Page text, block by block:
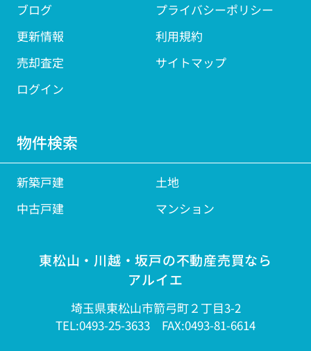
ブログ
プライバシーポリシー
更新情報
利用規約
売却査定
サイトマップ
ログイン
物件検索
新築戸建
土地
中古戸建
マンション
東松山・川越・坂戸の不動産売買なら
アルイエ
埼玉県東松山市箭弓町２丁目3-2
TEL:0493-25-3633 FAX:0493-81-6614